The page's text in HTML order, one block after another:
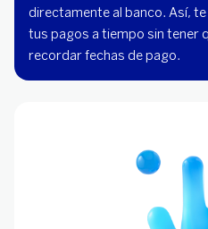
directamente al banco. Así,
tus pagos a tiempo sin tener
recordar fechas de pago.